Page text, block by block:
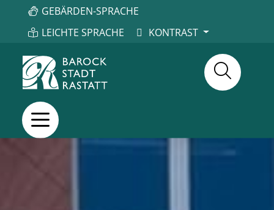
GEBÄRDEN-SPRACHE
LEICHTE SPRACHE
KONTRAST